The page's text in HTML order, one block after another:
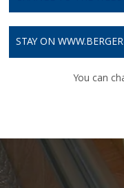
STAY ON
You can